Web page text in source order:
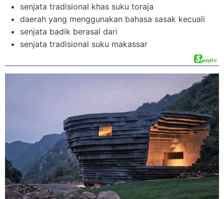
senjata tradisional khas suku toraja
daerah yang menggunakan bahasa sasak kecuali
senjata badik berasal dari
senjata tradisional suku makassar